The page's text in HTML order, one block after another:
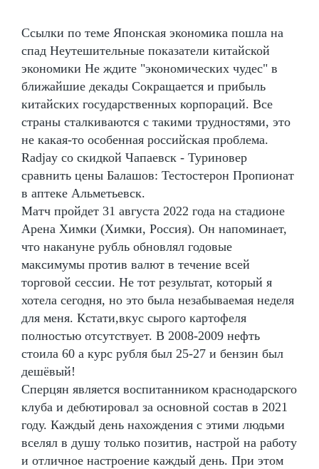
Ссылки по теме Японская экономика пошла на
спад Неутешительные показатели китайской
экономики Не ждите "экономических чудес" в
ближайшие декады Сокращается и прибыль
китайских государственных корпораций. Все
страны сталкиваются с такими трудностями, это
не какая-то особенная российская проблема.
Radjay со скидкой Чапаевск - Туриновер
сравнить цены Балашов: Тестостерон Пропионат
в аптеке Альметьевск.
Матч пройдет 31 августа 2022 года на стадионе
Арена Химки (Химки, Россия). Он напоминает,
что накануне рубль обновлял годовые
максимумы против валют в течение всей
торговой сессии. Не тот результат, который я
хотела сегодня, но это была незабываемая неделя
для меня. Кстати,вкус сырого картофеля
полностью отсутствует. В 2008-2009 нефть
стоила 60 а курс рубля был 25-27 и бензин был
дешёвый!
Сперцян является воспитанником краснодарского
клуба и дебютировал за основной состав в 2021
году. Каждый день нахождения с этими людьми
вселял в душу только позитив, настрой на работу
и отличное настроение каждый день. При этом